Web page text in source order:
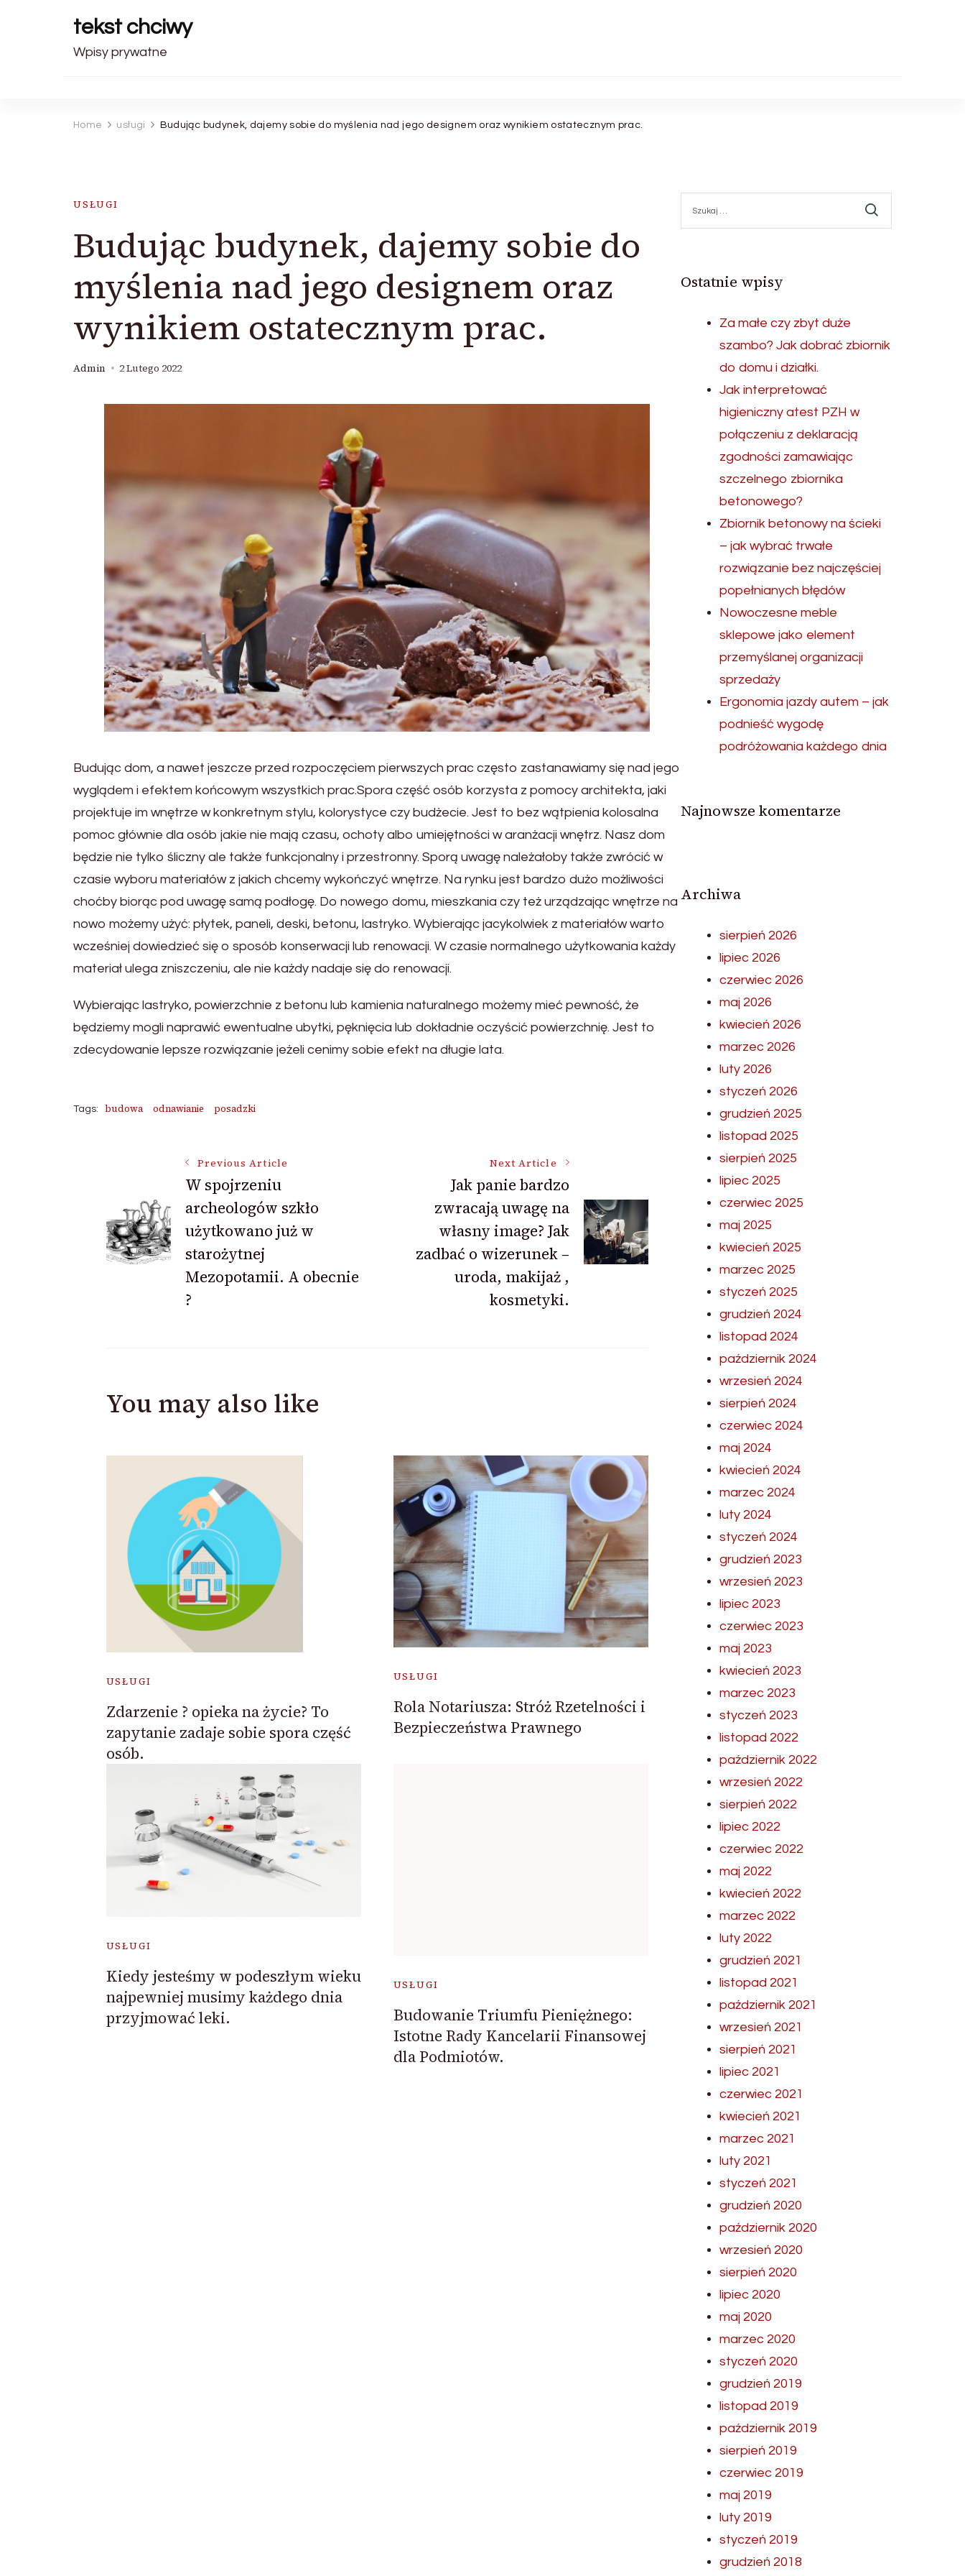
tekst chciwy
Wpisy prywatne
Home usługi Budując budynek, dajemy sobie do myślenia nad jego designem oraz wynikiem ostatecznym prac.
USŁUGI
Budując budynek, dajemy sobie do
myślenia nad jego designem oraz
wynikiem ostatecznym prac.
Admin 2 Lutego 2022
Budując dom, a nawet jeszcze przed rozpoczęciem pierwszych prac często zastanawiamy się nad jego
wyglądem i efektem końcowym wszystkich prac.Spora część osób korzysta z pomocy architekta, jaki
projektuje im wnętrze w konkretnym stylu, kolorystyce czy budżecie. Jest to bez wątpienia kolosalna
pomoc głównie dla osób jakie nie mają czasu, ochoty albo umiejętności w aranżacji wnętrz. Nasz dom
będzie nie tylko śliczny ale także funkcjonalny i przestronny. Sporą uwagę należałoby także zwrócić w
czasie wyboru materiałów z jakich chcemy wykończyć wnętrze. Na rynku jest bardzo dużo możliwości
choćby biorąc pod uwagę samą podłogę. Do nowego domu, mieszkania czy też urządzając wnętrze na
nowo możemy użyć: płytek, paneli, deski, betonu, lastryko. Wybierając jacykolwiek z materiałów warto
wcześniej dowiedzieć się o sposób konserwacji lub renowacji. W czasie normalnego użytkowania każdy
materiał ulega zniszczeniu, ale nie każdy nadaje się do renowacji.
Wybierając lastryko, powierzchnie z betonu lub kamienia naturalnego możemy mieć pewność, że
będziemy mogli naprawić ewentualne ubytki, pęknięcia lub dokładnie oczyścić powierzchnię. Jest to
zdecydowanie lepsze rozwiązanie jeżeli cenimy sobie efekt na długie lata.
Tags: budowa odnawianie posadzki
Navigation
Previous Article
W spojrzeniu
archeologów szkło
użytkowano już w
starożytnej
Mezopotamii. A obecnie
?
Next Article
Jak panie bardzo
zwracają uwagę na
własny image? Jak
zadbać o wizerunek –
uroda, makijaż ,
kosmetyki.
You may also like
USŁUGI
Zdarzenie ? opieka na życie? To
zapytanie zadaje sobie spora część
osób.
USŁUGI
Rola Notariusza: Stróż Rzetelności i
Bezpieczeństwa Prawnego
USŁUGI
Kiedy jesteśmy w podeszłym wieku
najpewniej musimy każdego dnia
przyjmować leki.
USŁUGI
Budowanie Triumfu Pieniężnego:
Istotne Rady Kancelarii Finansowej
dla Podmiotów.
Ostatnie wpisy
Za małe czy zbyt duże
szambo? Jak dobrać zbiornik
do domu i działki.
Jak interpretować
higieniczny atest PZH w
połączeniu z deklaracją
zgodności zamawiając
szczelnego zbiornika
betonowego?
Zbiornik betonowy na ścieki
– jak wybrać trwałe
rozwiązanie bez najczęściej
popełnianych błędów
Nowoczesne meble
sklepowe jako element
przemyślanej organizacji
sprzedaży
Ergonomia jazdy autem – jak
podnieść wygodę
podróżowania każdego dnia
Najnowsze komentarze
Archiwa
sierpień 2026
lipiec 2026
czerwiec 2026
maj 2026
kwiecień 2026
marzec 2026
luty 2026
styczeń 2026
grudzień 2025
listopad 2025
sierpień 2025
lipiec 2025
czerwiec 2025
maj 2025
kwiecień 2025
marzec 2025
styczeń 2025
grudzień 2024
listopad 2024
październik 2024
wrzesień 2024
sierpień 2024
czerwiec 2024
maj 2024
kwiecień 2024
marzec 2024
luty 2024
styczeń 2024
grudzień 2023
wrzesień 2023
lipiec 2023
czerwiec 2023
maj 2023
kwiecień 2023
marzec 2023
styczeń 2023
listopad 2022
październik 2022
wrzesień 2022
sierpień 2022
lipiec 2022
czerwiec 2022
maj 2022
kwiecień 2022
marzec 2022
luty 2022
grudzień 2021
listopad 2021
październik 2021
wrzesień 2021
sierpień 2021
lipiec 2021
czerwiec 2021
kwiecień 2021
marzec 2021
luty 2021
styczeń 2021
grudzień 2020
październik 2020
wrzesień 2020
sierpień 2020
lipiec 2020
maj 2020
marzec 2020
styczeń 2020
grudzień 2019
listopad 2019
październik 2019
sierpień 2019
czerwiec 2019
maj 2019
luty 2019
styczeń 2019
grudzień 2018